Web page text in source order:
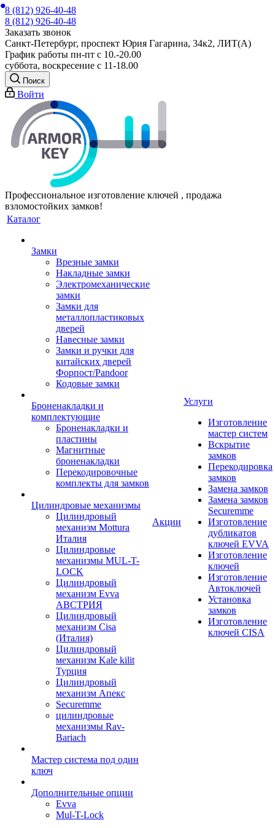
8 (812) 926-40-48
8 (812) 926-40-48
Заказать звонок
Санкт-Петербург, проспект Юрия Гагарина, 34к2, ЛИТ(А)
График работы пн-пт с 10.-20.00
суббота, воскресение с 11-18.00
Поиск
Войти
Профессиональное изготовление ключей , продажа
взломостойких замков!
Каталог
Замки
Врезные замки
Накладные замки
Электромеханические
замки
Замки для
металлопластиковых
дверей
Навесные замки
Замки и ручки для
китайских дверей
Форпост/Раndoor
Кодовые замки
Броненакладки и
комплектующие
Броненакладки и
пластины
Магнитные
броненакладки
Перекодировочные
комплекты для замков
Цилиндровые механизмы
Цилиндровый
механизм Mottura
Италия
Цилиндровые
механизмы MUL-T-
LOCK
Цилиндровый
механизм Evva
АВСТРИЯ
Цилиндровый
механизм Cisa
(Италия)
Цилиндровый
механизм Kale kilit
Турция
Цилиндровый
механизм Апекс
Securemme
цилиндровые
механизмы Rav-
Bariach
Мастер система под один
ключ
Дополнительные опции
Evva
Mul-T-Lock
Акции
Услуги
Изготовление
мастер систем
Вскрытие
замков
Перекодировка
замков
Замена замков
Замена замков
Securemme
Изготовление
дубликатов
ключей EVVA
Изготовление
ключей
Изготовление
Автоключей
Установка
замков
Изготовление
ключей CISA